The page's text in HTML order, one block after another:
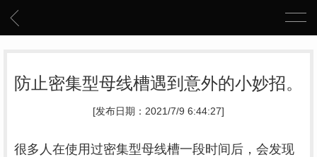
防止密集型母线槽遇到意外的小妙招。
[发布日期：2021/7/9 6:44:27]
很多人在使用过密集型母线槽一段时间后，会发现